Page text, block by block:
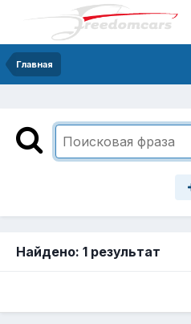
Главная
Найдено: 1 результат